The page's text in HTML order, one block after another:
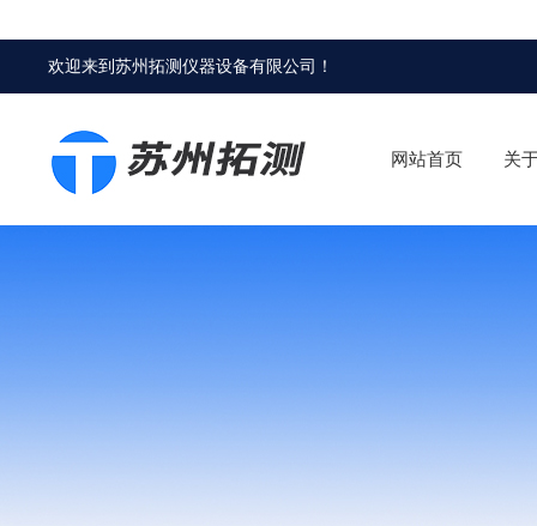
欢迎来到苏州拓测仪器设备有限公司 ！
网站首页 关